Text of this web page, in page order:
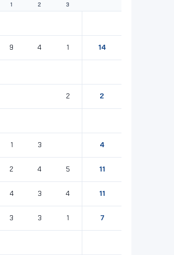
1 2 3
9 4 1 14
2 2
1 3 4
2 4 5 11
4 3 4 11
3 3 1 7